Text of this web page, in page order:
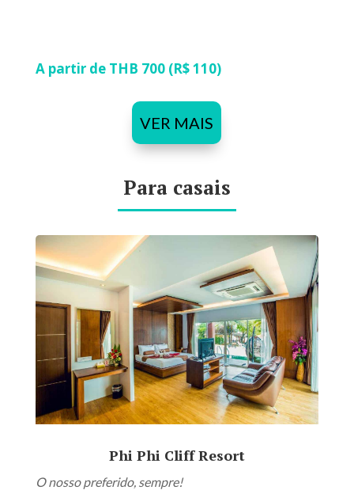
A partir de THB 700 (R$ 110)
VER MAIS
Para casais
Phi Phi Cliff Resort
O nosso preferido, sempre!